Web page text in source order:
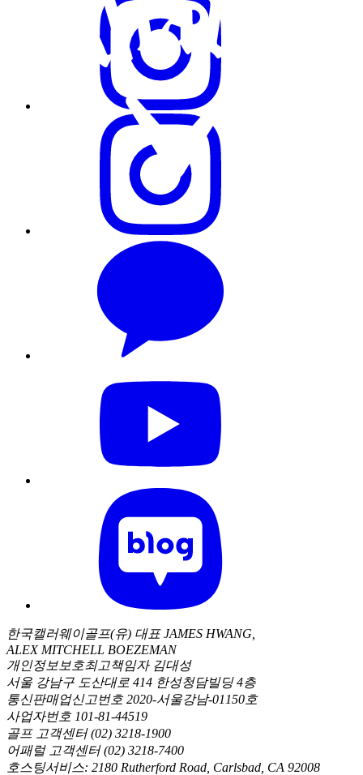
한국캘러웨이골프(유) 대표 JAMES HWANG,
ALEX MITCHELL BOEZEMAN
개인정보보호최고책임자 김대성
서울 강남구 도산대로 414 한성청담빌딩 4층
통신판매업신고번호 2020-서울강남-01150호
사업자번호 101-81-44519
골프 고객센터 (02) 3218-1900
어패럴 고객센터 (02) 3218-7400
호스팅서비스: 2180 Rutherford Road, Carlsbad, CA 92008